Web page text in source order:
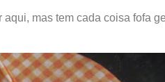
aqui, mas tem cada coisa fofa